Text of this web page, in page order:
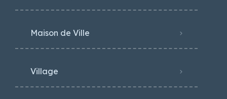
Maison de Ville
Village